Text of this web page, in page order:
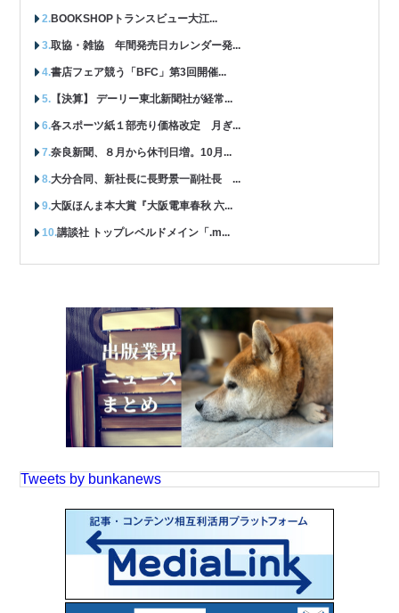
BOOKSHOPトランスビュー大江...
取協・雑協 年間発売日カレンダー発...
書店フェア競う「BFC」第3回開催...
【決算】 デーリー東北新聞社が経常...
各スポーツ紙１部売り価格改定 月ぎ...
奈良新聞、８月から休刊日増。10月...
大分合同、新社長に長野景一副社長 ...
大阪ほんま本大賞『大阪電車春秋 六...
講談社 トップレベルドメイン「.m...
Tweets by bunkanews